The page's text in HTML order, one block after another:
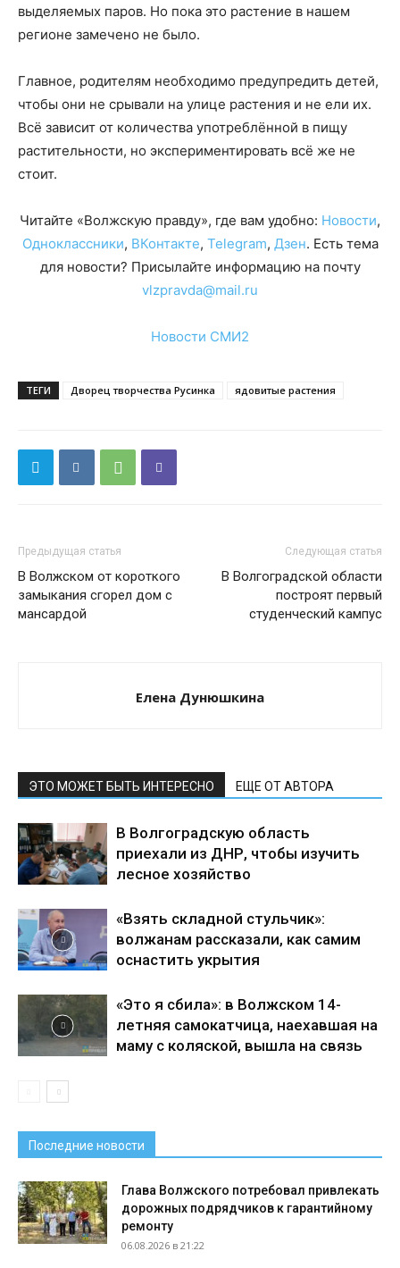
выделяемых паров. Но пока это растение в нашем
регионе замечено не было.
Главное, родителям необходимо предупредить детей,
чтобы они не срывали на улице растения и не ели их.
Всё зависит от количества употреблённой в пищу
растительности, но экспериментировать всё же не
стоит.
Читайте «Волжскую правду», где вам удобно: Новости,
Одноклассники, ВКонтакте, Telegram, Дзен. Есть тема
для новости? Присылайте информацию на почту
vlzpravda@mail.ru
Новости СМИ2
ТЕГИ Дворец творчества Русинка ядовитые растения
Предыдущая статья
В Волжском от короткого
замыкания сгорел дом с
мансардой
Следующая статья
В Волгоградской области
построят первый
студенческий кампус
Елена Дунюшкина
ЭТО МОЖЕТ БЫТЬ ИНТЕРЕСНО ЕЩЕ ОТ АВТОРА
В Волгоградскую область
приехали из ДНР, чтобы изучить
лесное хозяйство
«Взять складной стульчик»:
волжанам рассказали, как самим
оснастить укрытия
«Это я сбила»: в Волжском 14-
летняя самокатчица, наехавшая на
маму с коляской, вышла на связь
Последние новости
Глава Волжского потребовал привлекать
дорожных подрядчиков к гарантийному
ремонту
06.08.2026 в 21:22